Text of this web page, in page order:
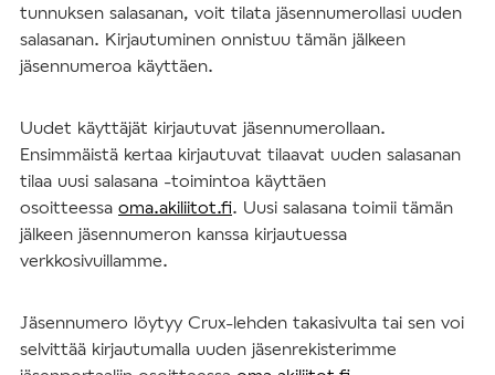
tunnuksen salasanan, voit tilata jäsennumerollasi uuden
salasanan. Kirjautuminen onnistuu tämän jälkeen
jäsennumeroa käyttäen.
Uudet käyttäjät kirjautuvat jäsennumerollaan.
Ensimmäistä kertaa kirjautuvat tilaavat uuden salasanan
tilaa uusi salasana -toimintoa käyttäen
osoitteessa oma.akiliitot.fi. Uusi salasana toimii tämän
jälkeen jäsennumeron kanssa kirjautuessa
verkkosivuillamme.
Jäsennumero löytyy Crux-lehden takasivulta tai sen voi
selvittää kirjautumalla uuden jäsenrekisterimme